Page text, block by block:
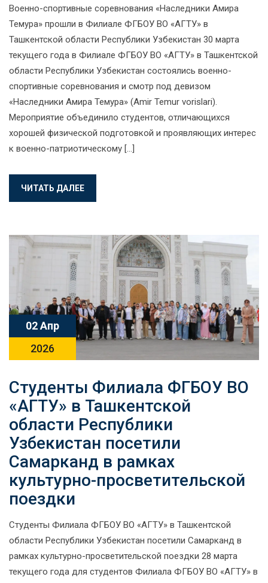
Военно-спортивные соревнования «Наследники Амира
Темура» прошли в Филиале ФГБОУ ВО «АГТУ» в
Ташкентской области Республики Узбекистан 30 марта
текущего года в Филиале ФГБОУ ВО «АГТУ» в Ташкентской
области Республики Узбекистан состоялись военно-
спортивные соревнования и смотр под девизом
«Наследники Амира Темура» (Amir Temur vorislari).
Мероприятие объединило студентов, отличающихся
хорошей физической подготовкой и проявляющих интерес
к военно-патриотическому […]
ЧИТАТЬ ДАЛЕЕ
02 Апр
2026
Студенты Филиала ФГБОУ ВО
«АГТУ» в Ташкентской
области Республики
Узбекистан посетили
Самарканд в рамках
культурно-просветительской
поездки
Студенты Филиала ФГБОУ ВО «АГТУ» в Ташкентской
области Республики Узбекистан посетили Самарканд в
рамках культурно-просветительской поездки 28 марта
текущего года для студентов Филиала ФГБОУ ВО «АГТУ» в